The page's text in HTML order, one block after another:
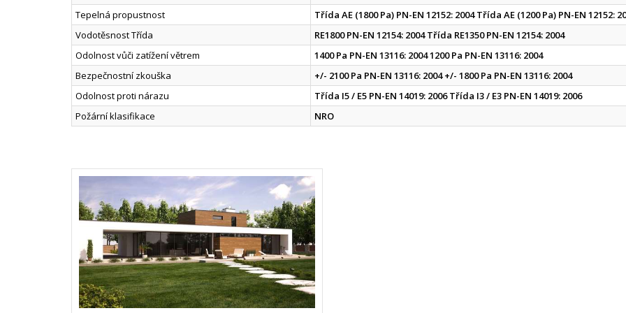
Tepelná propustnost
Třída AE (1800 Pa) PN-EN 12152: 2004 Třída AE (1200 Pa) PN-EN 12152:
Vodotěsnost Třída
RE1800 PN-EN 12154: 2004 Třída RE1350 PN-EN 12154: 2004
Odolnost vůči zatížení větrem
1400 Pa PN-EN 13116: 2004 1200 Pa PN-EN 13116: 2004
Bezpečnostní zkouška
+/- 2100 Pa PN-EN 13116: 2004 +/- 1800 Pa PN-EN 13116: 2004
Odolnost proti nárazu
Třída I5 / E5 PN-EN 14019: 2006 Třída I3 / E3 PN-EN 14019: 2006
Požární klasifikace
NRO